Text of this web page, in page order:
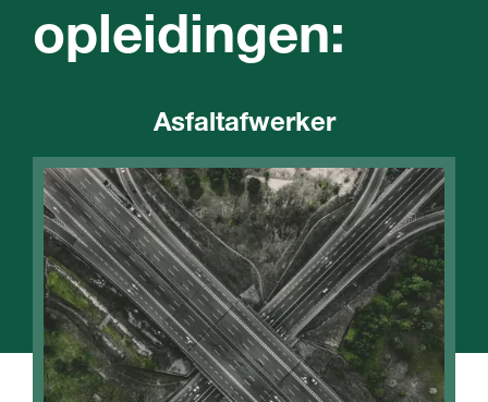
opleidingen:
Asfaltafwerker